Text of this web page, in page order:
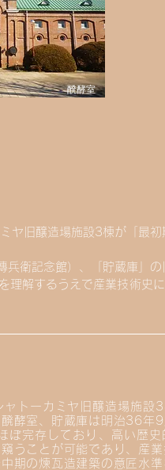
醗酵室
旧醸造場施設3棟が「最初
兵衛記念館）、「貯蔵庫」
理解するうえで産業技術史
トーカミヤ旧醸造場施設
酵室、貯蔵庫は明治36年
完存しており、高い歴
うことが可能であり、産
期の煉瓦造建築の意匠水